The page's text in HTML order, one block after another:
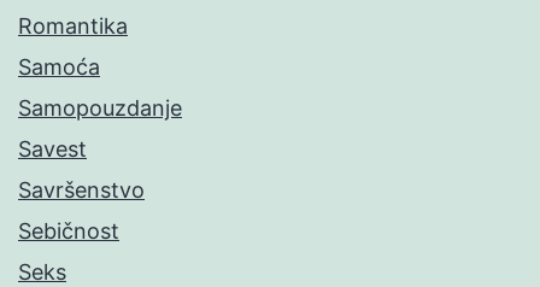
Romantika
Samoća
Samopouzdanje
Savest
Savršenstvo
Sebičnost
Seks